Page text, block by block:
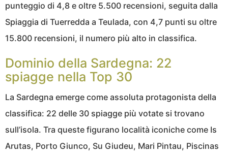
punteggio di 4,8 e oltre 5.500 recensioni, seguita dalla
Spiaggia di Tuerredda a Teulada, con 4,7 punti su oltre
15.800 recensioni, il numero più alto in classifica.
Dominio della Sardegna: 22
spiagge nella Top 30
La Sardegna emerge come assoluta protagonista della
classifica: 22 delle 30 spiagge più votate si trovano
sull’isola. Tra queste figurano località iconiche come Is
Arutas, Porto Giunco, Su Giudeu, Mari Pintau, Piscinas